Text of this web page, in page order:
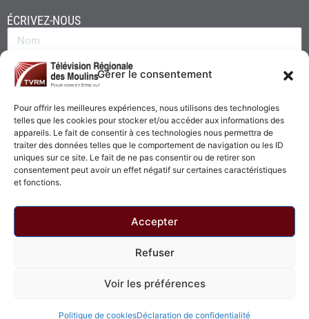
Gérer le consentement
Pour offrir les meilleures expériences, nous utilisons des technologies
telles que les cookies pour stocker et/ou accéder aux informations des
appareils. Le fait de consentir à ces technologies nous permettra de
traiter des données telles que le comportement de navigation ou les ID
uniques sur ce site. Le fait de ne pas consentir ou de retirer son
consentement peut avoir un effet négatif sur certaines caractéristiques
et fonctions.
Accepter
Refuser
Voir les préférences
Politique de cookiesDéclaration de confidentialité
ÉCRIVEZ-NOUS
© 2026 - Télévision Régionale des Moulins. Tous droits réservés.